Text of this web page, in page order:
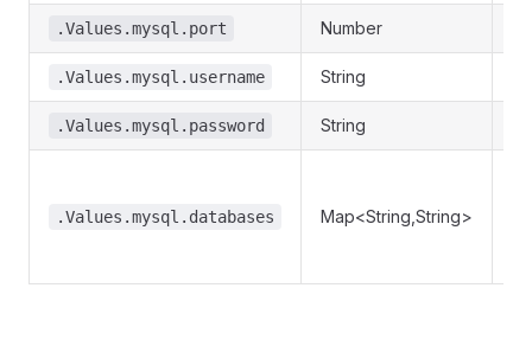
.Values.mysql.port Number
.Values.mysql.username String
.Values.mysql.password String
.Values.mysql.databases Map<String,String>